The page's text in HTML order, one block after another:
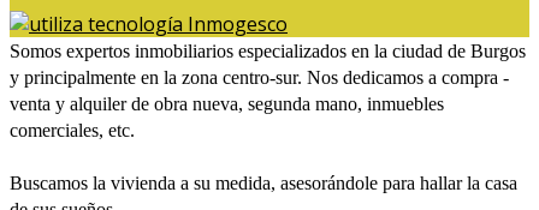
Somos expertos inmobiliarios especializados en la ciudad de Burgos
y principalmente en la zona centro-sur. Nos dedicamos a compra -
venta y alquiler de obra nueva, segunda mano, inmuebles
comerciales, etc.
Buscamos la vivienda a su medida, asesorándole para hallar la casa